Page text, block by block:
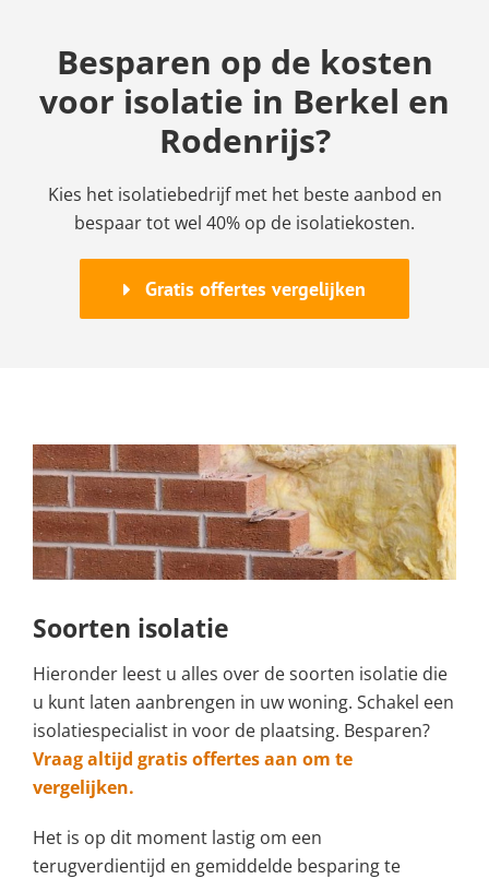
Besparen op de kosten
voor isolatie in Berkel en
Rodenrijs?
Kies het isolatiebedrijf met het beste aanbod en
bespaar tot wel 40% op de isolatiekosten.
Gratis offertes vergelijken
Soorten isolatie
Hieronder leest u alles over de soorten isolatie die
u kunt laten aanbrengen in uw woning. Schakel een
isolatiespecialist in voor de plaatsing. Besparen?
Vraag altijd gratis offertes aan om te
vergelijken.
Het is op dit moment lastig om een
terugverdientijd en gemiddelde besparing te